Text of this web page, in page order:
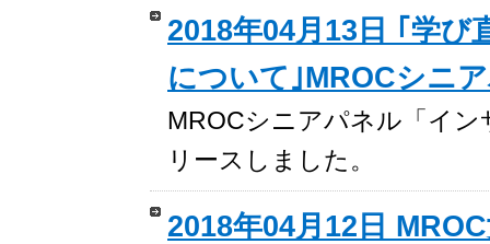
2018年04月13日 ｢学び
について｣MROCシニ
MROCシニアパネル「イン
リースしました。
2018年04月12日